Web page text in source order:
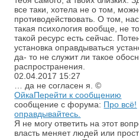
все таки, хотела не о том,
противодействовать. О том,
такая психология вообще, не
такой ресурс есть сейчас.
установка оправдываться
да- то не служит ли такое
распространения.
02.04.2017 15:27
… да не согласен я. ©
ОйкаПерейти к сообщению
сообщение с форума: Про всё!
оправдывайтесь.
Я не могу ответить на этот
власть меняет людей или